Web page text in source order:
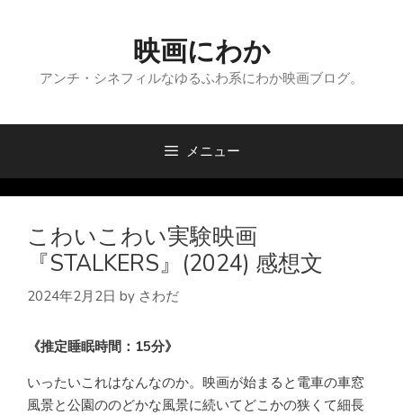
へ
映画にわか
アンチ・シネフィルなゆるふわ系にわか映画ブログ。
メニュー
こわいこわい実験映画
『STALKERS』(2024) 感想文
2024年2月2日 by さわだ
《推定睡眠時間：15分》
いったいこれはなんなのか。映画が始まると電車の車窓
風景と公園ののどかな風景に続いてどこかの狭くて細長